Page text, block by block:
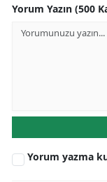
Yorum Yazın (500
Yorum yazma